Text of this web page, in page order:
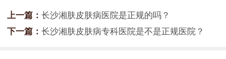
上一篇： 长沙湘肤皮肤病医院是正规的吗？
下一篇： 长沙湘肤皮肤病专科医院是不是正规医院？